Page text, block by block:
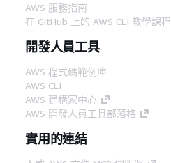
AWS 服務指南
在 GitHub 上的 AWS CLI 教學課程
開發人員工具
AWS 程式碼範例庫
AWS CLI
AWS 建構家中心
AWS 開發人員工具部落格
實用的連結